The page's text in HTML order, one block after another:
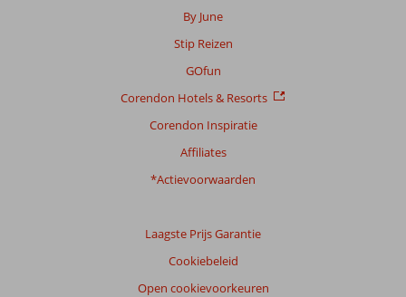
By June
Stip Reizen
GOfun
Corendon Hotels & Resorts
Corendon Inspiratie
Affiliates
*Actievoorwaarden
Laagste Prijs Garantie
Cookiebeleid
Open cookievoorkeuren